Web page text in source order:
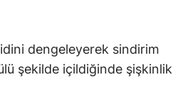
dengeleyerek sindirim
şekilde içildiğinde şişkinlik